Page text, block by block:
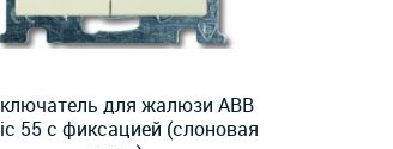
для жалюзи ABB
55 с фиксацией (слоновая